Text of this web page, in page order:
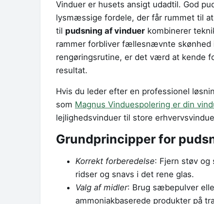
Vinduer er husets ansigt udadtil. God
lysmæssige fordele, der får rummet til
til pudsning af vinduer kombinerer
rammer forbliver fællesnævnte skønhed
rengøringsrutine, er det værd at kende
resultat.
Hvis du leder efter en professionel
som Magnus Vinduespolering er din
lejlighedsvinduer til store
Grundprincipper for
Korrekt forberedelse: Fjern støv og
ridser og snavs i det rene glas.
Valg af midler: Brug sæbepulver
ammoniakbaserede produkter på